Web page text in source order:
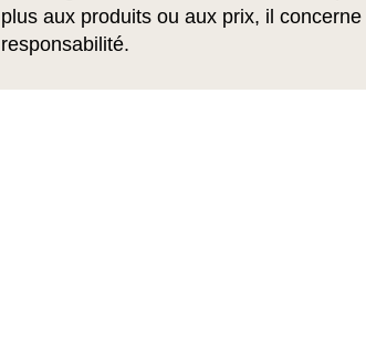
plus aux produits ou aux prix, il
responsabilité.